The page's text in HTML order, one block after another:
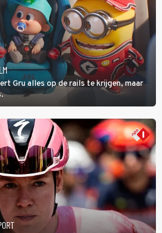
Gru alles op de rails te krijgen, maar